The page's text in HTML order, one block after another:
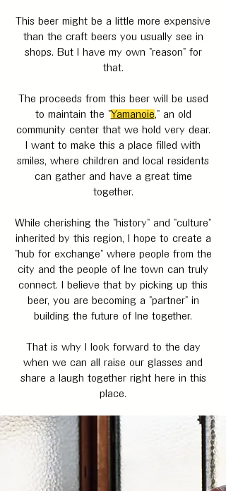
This beer might be a little more expensive
than the craft beers you usually see in
shops. But I have my own "reason" for
that.
The proceeds from this beer will be used
to maintain the "Yamanoie," an old
community center that we hold very dear.
I want to make this a place filled with
smiles, where children and local residents
can gather and have a great time
together.
While cherishing the "history" and "culture"
inherited by this region, I hope to create a
"hub for exchange" where people from the
city and the people of Ine town can truly
connect. I believe that by picking up this
beer, you are becoming a "partner" in
building the future of Ine together.
That is why I look forward to the day
when we can all raise our glasses and
share a laugh together right here in this
place.